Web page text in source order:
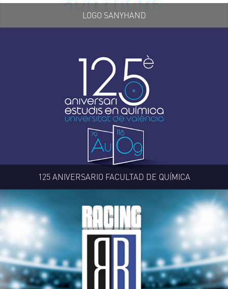
LOGO SANYHAND
125 ANIVERSARIO FACULTAD DE QUÍMICA